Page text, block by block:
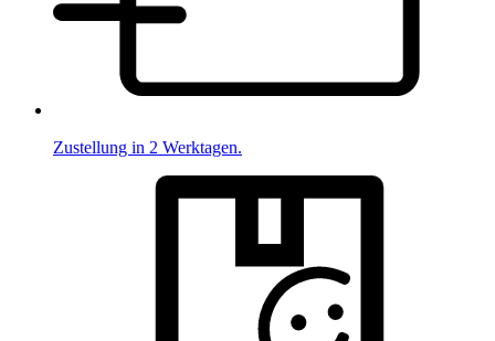
Zustellung in 2 Werktagen.